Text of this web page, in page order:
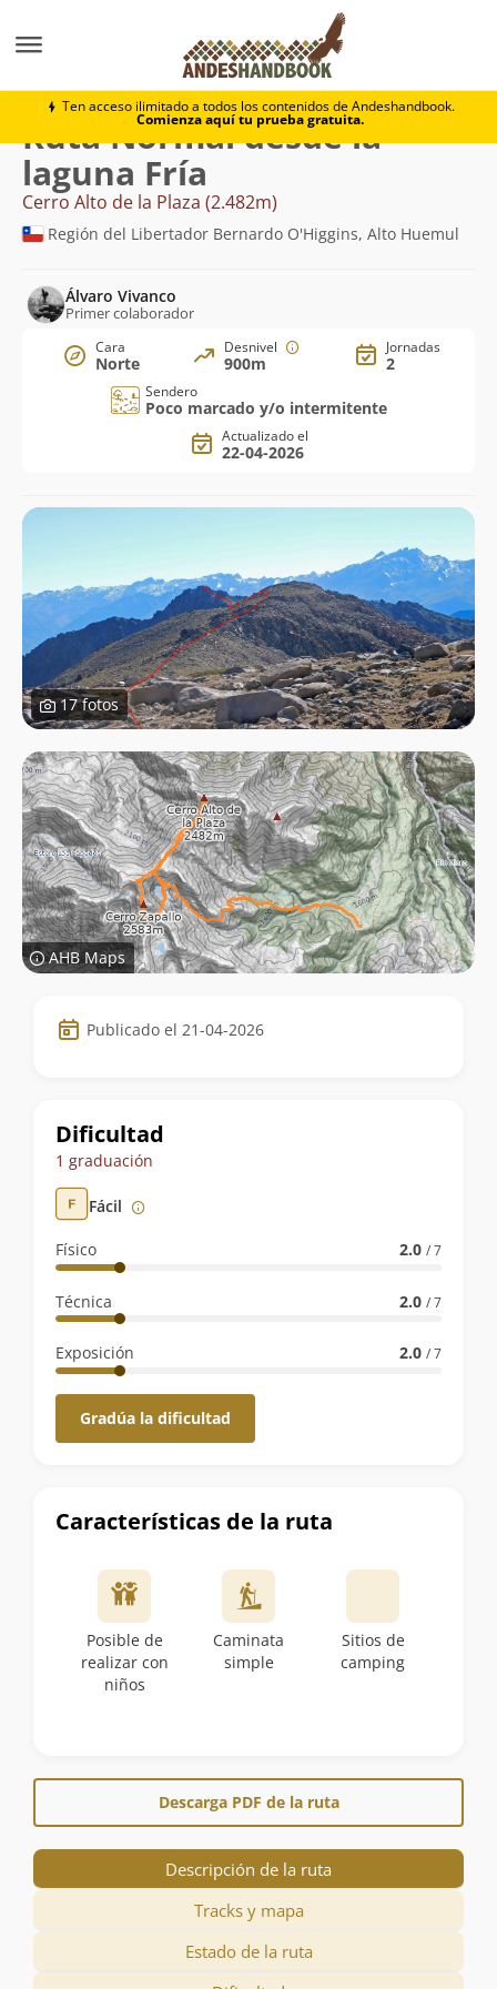
Ten acceso ilimitado a todos los contenidos de Andeshandbook.
Comienza aquí tu prueba gratuita.
Cerro Alto de la Plaza
Ruta Normal desde la
laguna Fría
Cerro Alto de la Plaza (2.482m)
Región del Libertador Bernardo O'Higgins, Alto Huemul
Álvaro Vivanco
Primer colaborador
Cara
Norte
Desnivel
900m
Jornadas
2
Sendero
Poco marcado y/o intermitente
Actualizado el
22-04-2026
17 fotos
AHB Maps
Datos
de
ruta
Publicado el 21-04-2026
Dificultad
1 graduación
Fácil
Físico 2.0 / 7
Técnica 2.0 / 7
Exposición 2.0 / 7
Gradúa la dificultad
Características de la ruta
Posible de
realizar con
niños
Caminata
simple
Sitios de
camping
Descarga PDF de la ruta
Descripción de la ruta
Tracks y mapa
Estado de la ruta